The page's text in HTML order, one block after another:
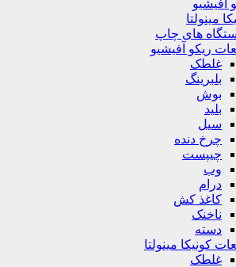
آفیشیو
مینولتا
های چاپ
ریکو آفیشیو
غلطک
بلبرینگ
بوش
بلید
سیل
چرخ دنده
چیپست
وب
درام
کاغذ کش
ناخنک
دسته
کونیکا مینولتا
غلطک